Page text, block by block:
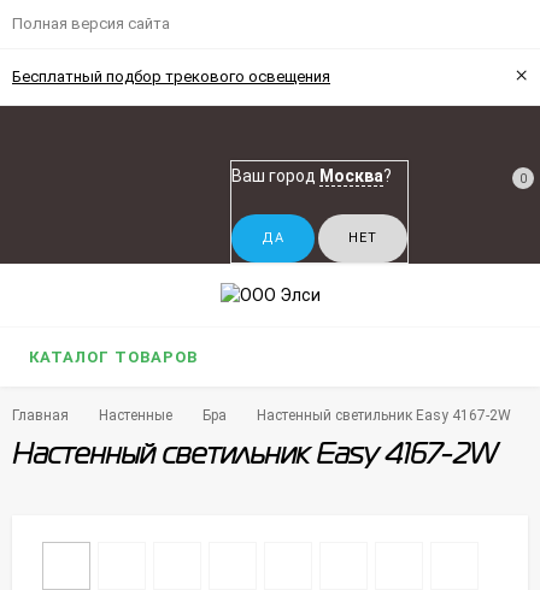
Полная версия сайта
Бесплатный подбор трекового освещения ×
Ваш город Москва? 0
КАТАЛОГ ТОВАРОВ
Главная Настенные Бра Настенный светильник Easy 4167-2W
Настенный светильник Easy 4167-2W